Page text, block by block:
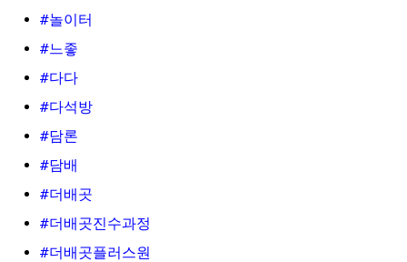
#놀이터
#느좋
#다다
#다석방
#담론
#담배
#더배곳
#더배곳진수과정
#더배곳플러스원